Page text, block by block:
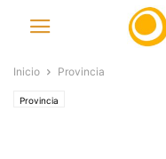
Inicio Provincia
Provincia